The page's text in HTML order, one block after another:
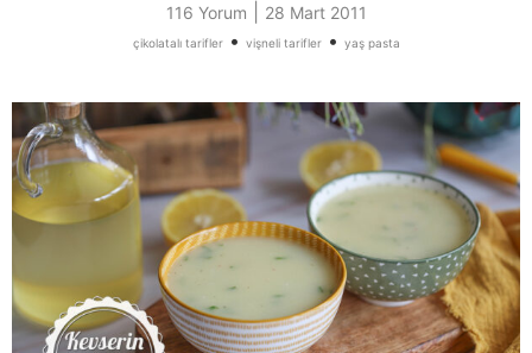
116 Yorum 28 Mart 2011
çikolatalı tarifler• vişneli tarifler• yaş pasta